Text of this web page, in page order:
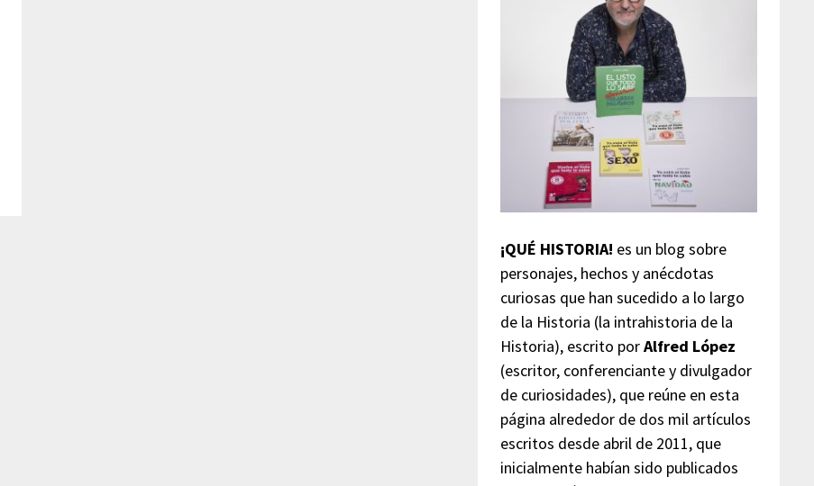
¡QUÉ HISTORIA! es un blog sobre
personajes, hechos y anécdotas
curiosas que han sucedido a lo largo
de la Historia (la intrahistoria de la
Historia), escrito porAlfred López
(escritor, conferenciante y divulgador
de curiosidades), que reúne en esta
página alrededor de dos mil artículos
escritos desde abril de 2011, que
inicialmente habían sido publicados